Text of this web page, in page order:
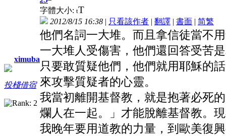
ximuba
投棧借宿
字體大小: tT
2012/8/15 16:38 | 只看該作者 | 翻譯 | 書面 | 简繁
他們名詞一大堆。而且拿信徒當不
一大堆人受傷害，他們還回答受苦
只要敢質疑他們，他們就用耶穌的
來攻擊質疑者的心靈。
我當初離開基督教，就是抱著必死
爛人在一起。」才能脫離基督教。
我晚年要用道教的力量，到歐美復